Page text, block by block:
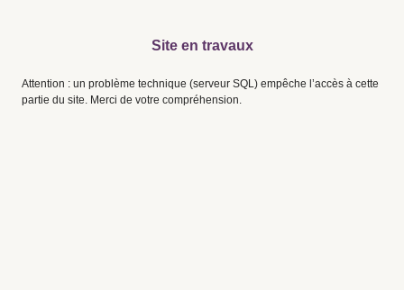
Site en travaux
Attention : un problème technique (serveur SQL) empêche l’accès à cette
partie du site. Merci de votre compréhension.